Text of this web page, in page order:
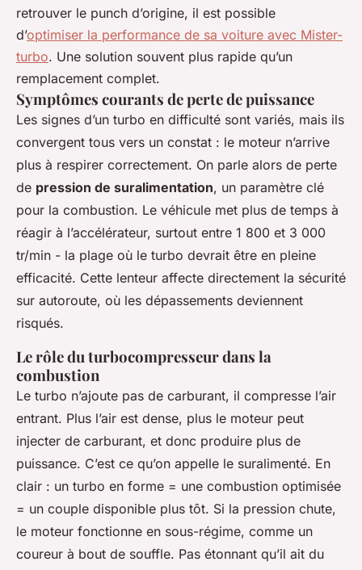
retrouver le punch d’origine, il est possible
d’optimiser la performance de sa voiture avec Mister-
turbo. Une solution souvent plus rapide qu’un
remplacement complet.
Symptômes courants de perte de puissance
Les signes d’un turbo en difficulté sont variés, mais ils
convergent tous vers un constat : le moteur n’arrive
plus à respirer correctement. On parle alors de perte
de pression de suralimentation, un paramètre clé
pour la combustion. Le véhicule met plus de temps à
réagir à l’accélérateur, surtout entre 1 800 et 3 000
tr/min - la plage où le turbo devrait être en pleine
efficacité. Cette lenteur affecte directement la sécurité
sur autoroute, où les dépassements deviennent
risqués.
Le rôle du turbocompresseur dans la
combustion
Le turbo n’ajoute pas de carburant, il compresse l’air
entrant. Plus l’air est dense, plus le moteur peut
injecter de carburant, et donc produire plus de
puissance. C’est ce qu’on appelle le suralimenté. En
clair : un turbo en forme = une combustion optimisée
= un couple disponible plus tôt. Si la pression chute,
le moteur fonctionne en sous-régime, comme un
coureur à bout de souffle. Pas étonnant qu’il ait du